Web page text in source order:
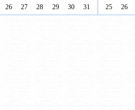
26 27 28 29 30 31
25
26